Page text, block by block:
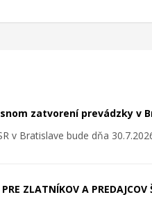
zatvorení prevádzky v
v Bratislave bude dňa
ZLATNÍKOV A PREDAJCOV